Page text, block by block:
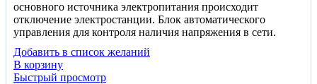
основного источника электропитания происходит
отключение электростанции. Блок автоматического
управления для контроля наличия напряжения в сети.
Добавить в список желаний
В корзину
Быстрый просмотр